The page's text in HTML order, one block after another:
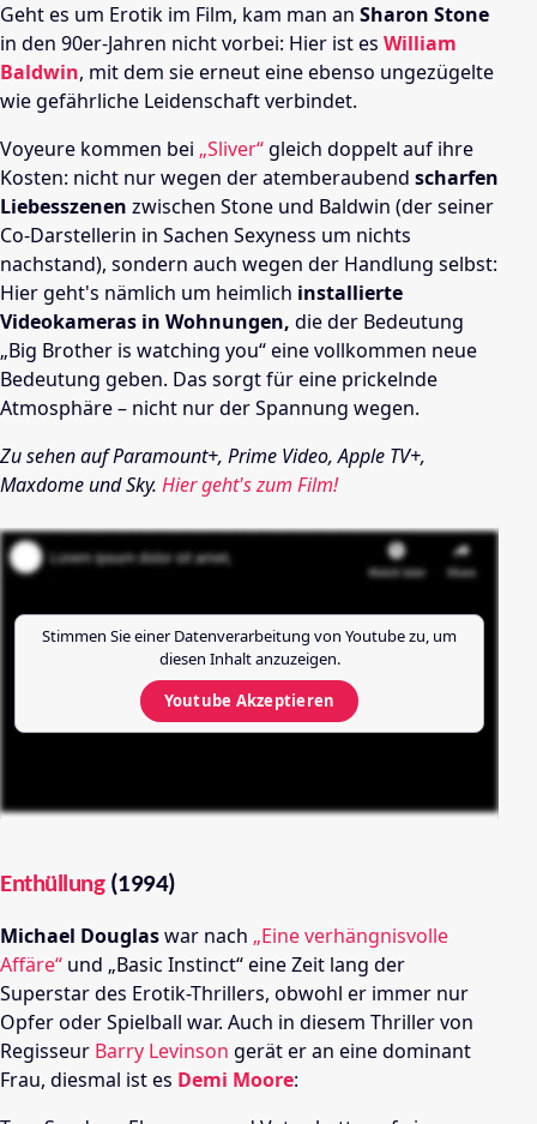
Geht es um Erotik im Film, kam man an Sharon Stone
in den 90er-Jahren nicht vorbei: Hier ist es William
Baldwin, mit dem sie erneut eine ebenso ungezügelte
wie gefährliche Leidenschaft verbindet.
Voyeure kommen bei „Sliver“gleich doppelt auf ihre
Kosten: nicht nur wegen der atemberaubend scharfen
Liebesszenen zwischen Stone und Baldwin (der seiner
Co-Darstellerin in Sachen Sexyness um nichts
nachstand), sondern auch wegen der Handlung selbst:
Hier geht's nämlich um heimlich installierte
Videokameras in Wohnungen, die der Bedeutung
„Big Brother is watching you“ eine vollkommen neue
Bedeutung geben. Das sorgt für eine prickelnde
Atmosphäre – nicht nur der Spannung wegen.
Zu sehen auf Paramount+, Prime Video, Apple TV+,
Maxdome und Sky. Hier geht's zum Film!
Stimmen Sie einer Datenverarbeitung von Youtubezu, um
diesen Inhalt anzuzeigen.
Youtube Akzeptieren
Enthüllung (1994)
Michael Douglaswar nach „Eine verhängnisvolle
Affäre“ und „Basic Instinct“ eine Zeit lang der
Superstar des Erotik-Thrillers, obwohl er immer nur
Opfer oder Spielball war. Auch in diesem Thriller von
Regisseur Barry Levinson gerät er an eine dominant
Frau, diesmal ist es Demi Moore: